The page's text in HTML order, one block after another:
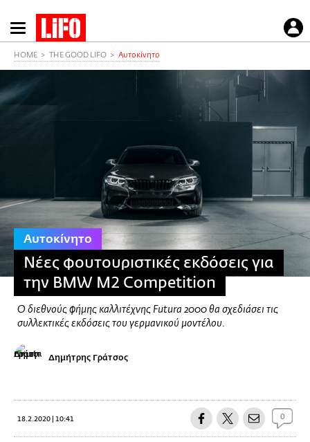
Παράκαμψη
προς
κυρίως
περιεχόμενο
HOME THE GOOD LIFO Αυτοκίνητο
Αυτοκίνητο
Νέες φουτουριστικές εκδόσεις για
την BMW M2 Competition
Ο διεθνούς φήμης καλλιτέχνης Futura 2000 θα σχεδιάσει τις
συλλεκτικές εκδόσεις του γερμανικού μοντέλου.
Δημήτρης Γράτσος
18.2.2020 | 10:41 0